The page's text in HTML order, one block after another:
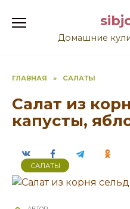
содержаниюДомашние
ГЛАВНАЯ » САЛАТЫ
Салат из
капусты,
САЛАТЫ